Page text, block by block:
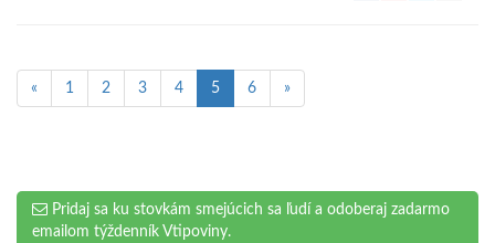
« 1 2 3 4 5 6 »
Pridaj sa ku stovkám smejúcich sa ľudí a odoberaj zadarmo
emailom týždenník Vtipoviny.